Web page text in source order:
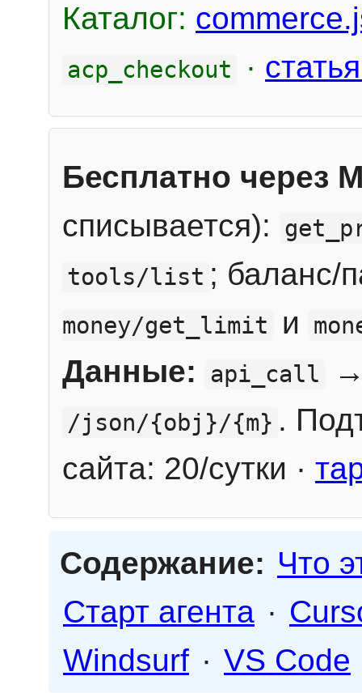
Каталог:
acp_checkout ·
Бесплатно через
списывается):
tools/list ; баланс/
money/get_limit и
Данные: api_call
/json/{obj}/{m} .
сайта: 20/сутки ·
Содержание: Что
Старт агента ·
Windsurf · VS Code